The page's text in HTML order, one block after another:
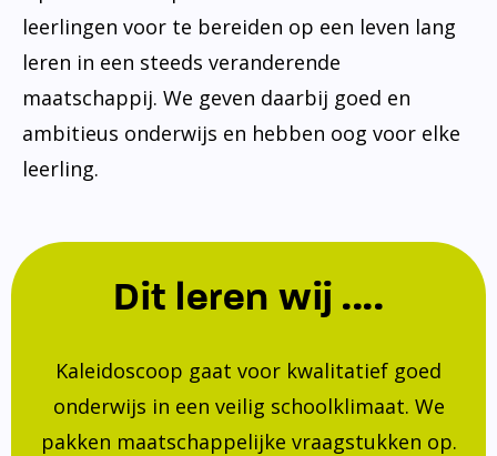
leerlingen voor te bereiden op een leven lang
leren in een steeds veranderende
maatschappij. We geven daarbij goed en
ambitieus onderwijs en hebben oog voor elke
leerling.
Dit leren wij ....
Kaleidoscoop gaat voor kwalitatief goed
onderwijs in een veilig schoolklimaat. We
pakken maatschappelijke vraagstukken op.